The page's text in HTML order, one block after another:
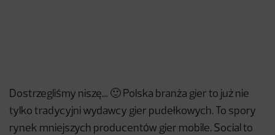
Dostrzegliśmy niszę… 🙂 Polska branża gier to już nie
tylko tradycyjni wydawcy gier pudełkowych. To spory
rynek mniejszych producentów gier mobile. Social to